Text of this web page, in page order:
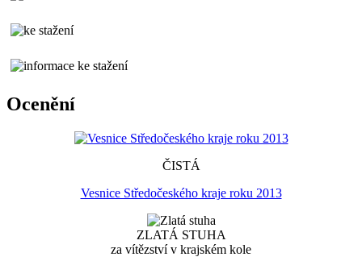
Ocenění
ČISTÁ
Vesnice Středočeského kraje roku 2013
ZLATÁ STUHA
za vítězství v krajském kole